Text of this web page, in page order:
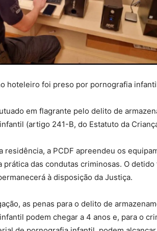
hoteleiro foi preso por pornografia
em flagrante pelo delito de
(artigo 241-B, do Estatuto da
residência, a PCDF apreendeu os
prática das condutas criminosas. O
à disposição da Justiça.
as penas para o delito de
podem chegar a 4 anos e, para o